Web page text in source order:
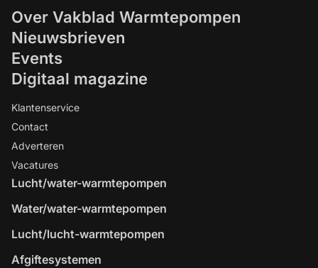
Over Vakblad Warmtepompen
Nieuwsbrieven
Events
Digitaal magazine
Klantenservice
Contact
Adverteren
Vacatures
Lucht/water-warmtepompen
Water/water-warmtepompen
Lucht/lucht-warmtepompen
Afgiftesystemen